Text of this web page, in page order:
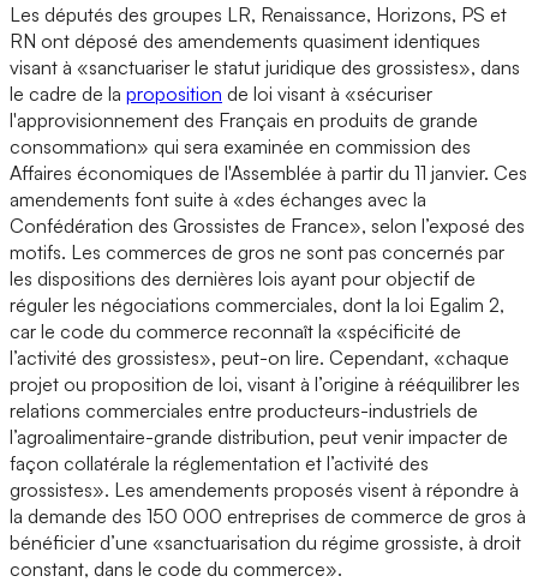
Les députés des groupes LR, Renaissance, Horizons, PS et
RN ont déposé des amendements quasiment identiques
visant à «sanctuariser le statut juridique des grossistes», dans
le cadre de la proposition de loi visant à «sécuriser
l'approvisionnement des Français en produits de grande
consommation» qui sera examinée en commission des
Affaires économiques de l'Assemblée à partir du 11 janvier. Ces
amendements font suite à «des échanges avec la
Confédération des Grossistes de France», selon l’exposé des
motifs. Les commerces de gros ne sont pas concernés par
les dispositions des dernières lois ayant pour objectif de
réguler les négociations commerciales, dont la loi Egalim 2,
car le code du commerce reconnaît la «spécificité de
l’activité des grossistes», peut-on lire. Cependant, «chaque
projet ou proposition de loi, visant à l’origine à rééquilibrer les
relations commerciales entre producteurs-industriels de
l’agroalimentaire-grande distribution, peut venir impacter de
façon collatérale la réglementation et l’activité des
grossistes». Les amendements proposés visent à répondre à
la demande des 150 000 entreprises de commerce de gros à
bénéficier d’une «sanctuarisation du régime grossiste, à droit
constant, dans le code du commerce».